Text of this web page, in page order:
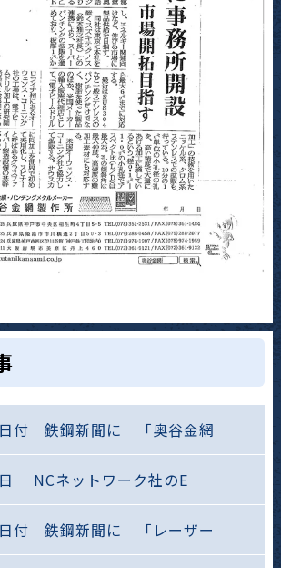
付 鉄鋼新聞に 「奥谷金網
NCネットワーク社のE
付 鉄鋼新聞に 「レーザー